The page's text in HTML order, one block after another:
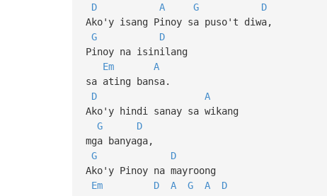
D
A G
D
Ako'y isang Pinoy sa puso't diwa,
G
D
Pinoy na isinilang
Em
A
sa ating bansa.
D
A
Ako'y hindi sanay sa wikang
G
D
mga banyaga,
G
D
Ako'y Pinoy na mayroong
Em
D A G A
D